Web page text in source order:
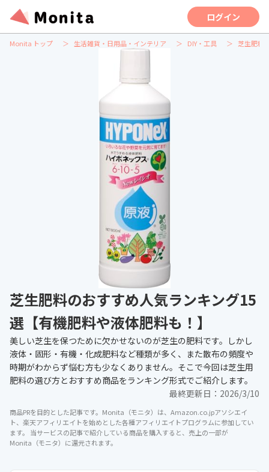
ログイン
Monita トップ 生活雑貨・日用品・インテリア DIY・工具 芝生肥料
芝生肥料のおすすめ人気ランキング15
選【有機肥料や液体肥料も！】
美しい芝生を保つために欠かせないのが芝生の肥料です。しかし
液体・固形・有機・化成肥料など種類が多く、また散布の頻度や
時期がわからず悩む方も少なくありません。そこで今回は芝生用
肥料の選び方とおすすめ商品をランキング形式でご紹介します。
最終更新日： 2026/3/10
商品PRを目的とした記事です。Monita（モニタ）は、Amazon.co.jpアソシエイ
ト、楽天アフィリエイトを始めとした各種アフィリエイトプログラムに参加してい
ます。 当サービスの記事で紹介している商品を購入すると、売上の一部が
Monita（モニタ）に還元されます。